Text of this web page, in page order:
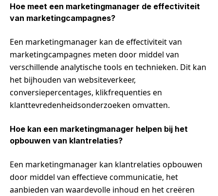
Hoe meet een marketingmanager de effectiviteit
van marketingcampagnes?
Een marketingmanager kan de effectiviteit van
marketingcampagnes meten door middel van
verschillende analytische tools en technieken. Dit kan
het bijhouden van websiteverkeer,
conversiepercentages, klikfrequenties en
klanttevredenheidsonderzoeken omvatten.
Hoe kan een marketingmanager helpen bij het
opbouwen van klantrelaties?
Een marketingmanager kan klantrelaties opbouwen
door middel van effectieve communicatie, het
aanbieden van waardevolle inhoud en het creëren